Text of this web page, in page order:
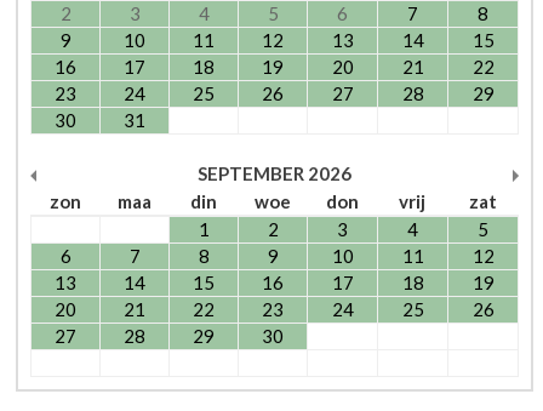
2
3 4 5 6 7
8
9
10 11 12 13 14
15
16
17 18 19 20 21
22
23
24 25 26 27 28
29
30
31
SEPTEMBER 2026
zon
maa din woe don vrij
zat
1
2 3 4
5
6
7 8 9 10 11
12
13
14 15 16 17 18
19
20
21 22 23 24 25
26
27
28 29 30